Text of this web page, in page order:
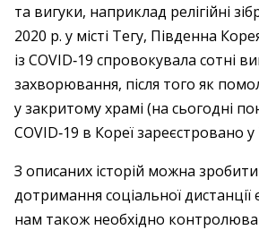
та вигуки, наприклад релігійні
2020 р. у місті Тегу, Південна
із COVID‑19 спровокувала сотні
захворювання, після того як
у закритому храмі (на сьогодні
COVID‑19 в Кореї зареєстровано у
З описаних історій можна
дотримання соціальної дистанції
нам також необхідно